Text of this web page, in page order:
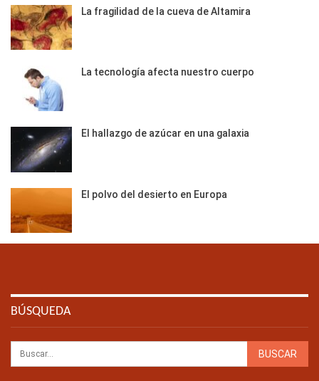
La fragilidad de la cueva de Altamira
La tecnología afecta nuestro cuerpo
El hallazgo de azúcar en una galaxia
El polvo del desierto en Europa
BÚSQUEDA